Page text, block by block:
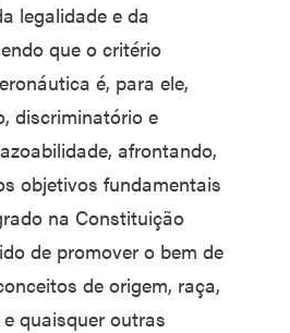
legalidade e da
que o critério
é, para ele,
discriminatório e
afrontando,
objetivos fundamentais
na Constituição
de promover o bem de
de origem, raça,
quaisquer outras